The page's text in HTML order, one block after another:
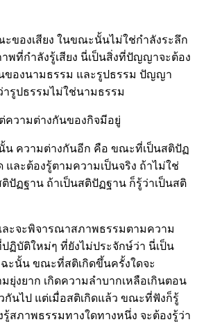
ของเสียง ในขณะนั้นไม่ใช่กำลังระลึก
ที่กำลังรู้เสียง นี่เป็นสิ่งที่ปัญญาจะต้อง
องนามธรรม และรูปธรรม ปัญญา
ารูปธรรมไม่ใช่นามธรรม
ความต่างกันของกิจมีอยู่
น ความต่างกันอีก คือ ขณะที่เป็นสติปัฏ
ละต้องรู้ตามความเป็นจริง ถ้าไม่ใช่
ปัฏฐาน ถ้าเป็นสติปัฏฐาน ก็รู้ว่าเป็นสติ
ะจะพิจารณาสภาพธรรมตามความ
ปฏิบัติใหม่ๆ ที่ยังไม่ประจักษ์ว่า นี่เป็น
ฉะนั้น ขณะที่สติเกิดขึ้นครั้งใดจะ
ยุ่งยาก เกิดความลำบากเหลือเกินตอน
กันไป แต่เมื่อสติเกิดแล้ว ขณะที่ฟังก็รู้
สภาพธรรมทางใดทางหนึ่ง จะต้องรู้ว่า